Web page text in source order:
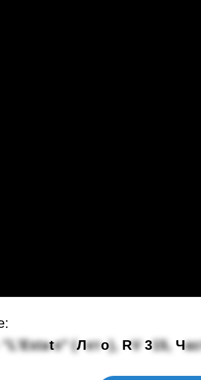
"L'Estate" (Лето), RV 315, Час